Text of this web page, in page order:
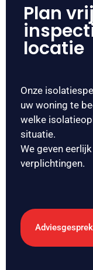
Plan
locatie
Onze
uw woning te
welke
situatie.
We geven
verplichtingen.